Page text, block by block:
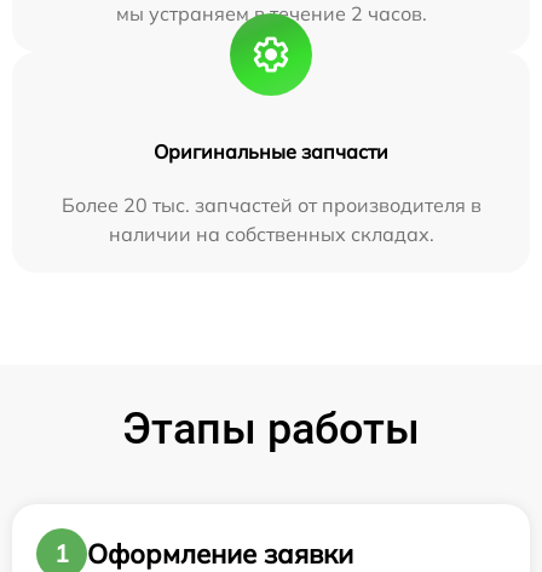
мы устраняем в течение 2 часов.
Оригинальные запчасти
Более 20 тыс. запчастей от производителя в
наличии на собственных складах.
Этапы работы
1
Оформление заявки